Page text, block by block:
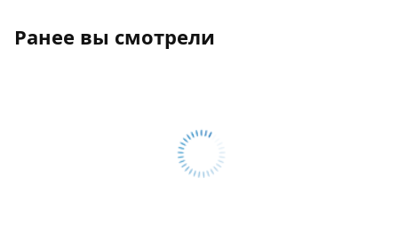
Ранее вы смотрели